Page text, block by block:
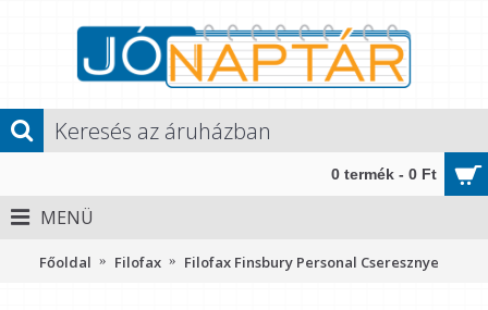
0 termék - 0 Ft
MENÜ
Főoldal Filofax Filofax Finsbury Personal Cseresznye